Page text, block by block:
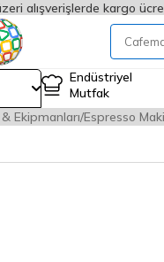
alışverişlerde kargo
Endüstriyel
Mutfak
Ekipmanları Espresso